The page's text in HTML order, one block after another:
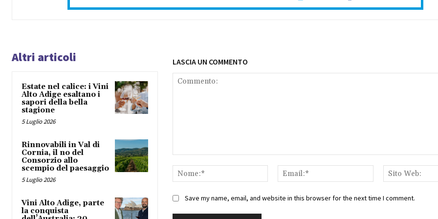
Altri articoli
Estate nel calice: i Vini
Alto Adige esaltano i
sapori della bella
stagione
5 Luglio 2026
Rinnovabili in Val di
Cornia, il no del
Consorzio allo
scempio del paesaggio
5 Luglio 2026
Vini Alto Adige, parte
la conquista
LASCIA UN COMMENTO
Nome:*
Email:*
Save my name, email, and website in this browser for the next time I comment.